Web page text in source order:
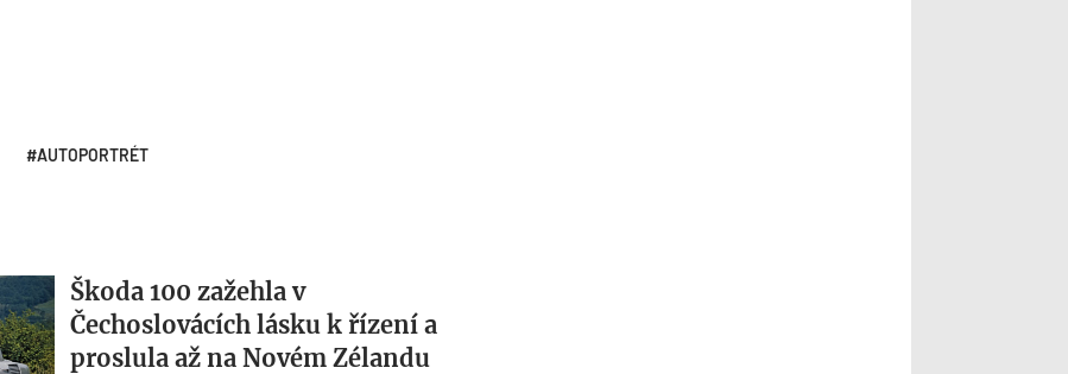
AUTOPORTRÉT
Škoda 100 zažehla v
Čechoslovácích lásku k řízení a
proslula až na Novém Zélandu